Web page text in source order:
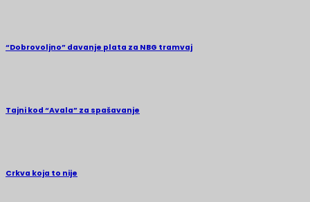
“Dobrovoljno” davanje plata za NBG tramvaj
Tajni kod “Avala” za spašavanje
Crkva koja to nije